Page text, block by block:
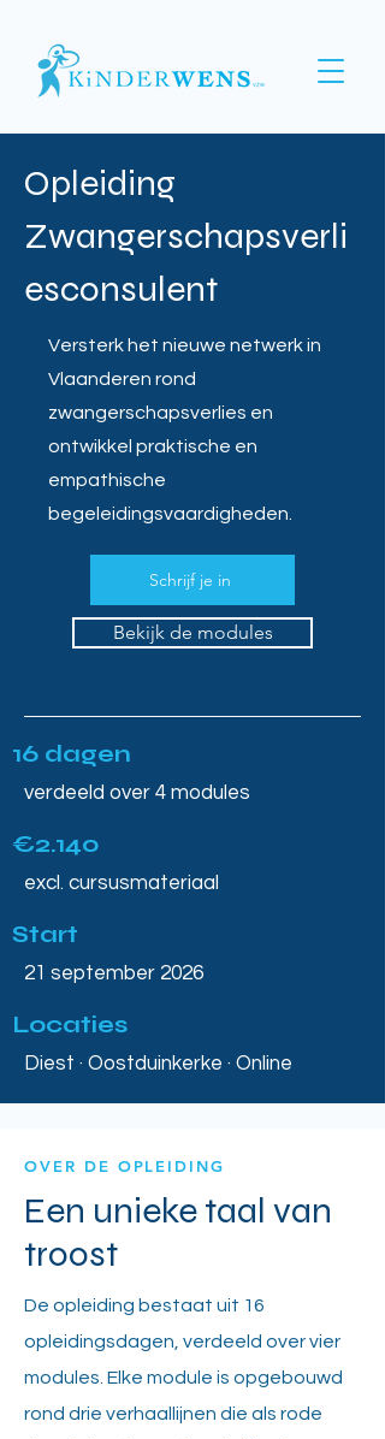
Opleiding
Zwangerschapsverli
esconsulent
Versterk het nieuwe netwerk in
Vlaanderen rond
zwangerschapsverlies en
ontwikkel praktische en
empathische
begeleidingsvaardigheden.
Schrijf je in
Bekijk de modules
16 dagen
verdeeld over 4 modules
€2.140
excl. cursusmateriaal
Start
21 september 2026
Locaties
Diest · Oostduinkerke · Online
OVER DE OPLEIDING
Een unieke taal van
troost
De opleiding bestaat uit 16
opleidingsdagen, verdeeld over vier
modules. Elke module is opgebouwd
rond drie verhaallijnen die als rode